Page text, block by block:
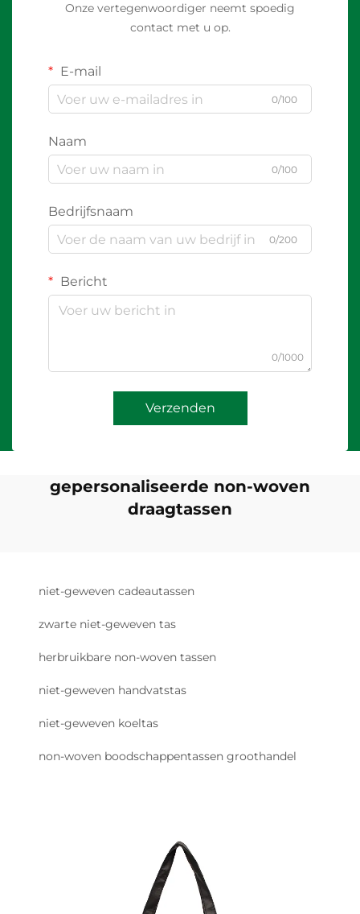
Onze vertegenwoordiger neemt spoedig
contact met u op.
E-mail
0/100
Naam
0/100
Bedrijfsnaam
0/200
Bericht
0/1000
Verzenden
gepersonaliseerde non-woven
draagtassen
niet-geweven cadeautassen
zwarte niet-geweven tas
herbruikbare non-woven tassen
niet-geweven handvatstas
niet-geweven koeltas
non-woven boodschappentassen groothandel